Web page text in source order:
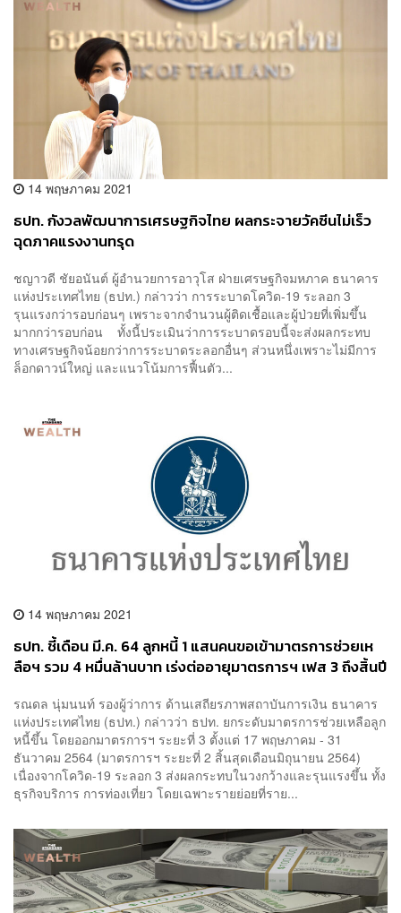
14 พฤษภาคม 2021
ธปท. กังวลพัฒนาการเศรษฐกิจไทย ผลกระจายวัคซีนไม่เร็ว
ฉุดภาคแรงงานทรุด
ชญาวดี ชัยอนันต์ ผู้อำนวยการอาวุโส ฝ่ายเศรษฐกิจมหภาค ธนาคาร
แห่งประเทศไทย (ธปท.) กล่าวว่า การระบาดโควิด-19 ระลอก 3
รุนแรงกว่ารอบก่อนๆ เพราะจากจำนวนผู้ติดเชื้อและผู้ป่วยที่เพิ่มขึ้น
มากกว่ารอบก่อน ทั้งนี้ประเมินว่าการระบาดรอบนี้จะส่งผลกระทบ
ทางเศรษฐกิจน้อยกว่าการระบาดระลอกอื่นๆ ส่วนหนึ่งเพราะไม่มีการ
ล็อกดาวน์ใหญ่ และแนวโน้มการฟื้นตัว...
14 พฤษภาคม 2021
ธปท. ชี้เดือน มี.ค. 64 ลูกหนี้ 1 แสนคนขอเข้ามาตรการช่วยเห
ลือฯ รวม 4 หมื่นล้านบาท เร่งต่ออายุมาตรการฯ เฟส 3 ถึงสิ้นปี
รณดล นุ่มนนท์ รองผู้ว่าการ ด้านเสถียรภาพสถาบันการเงิน ธนาคาร
แห่งประเทศไทย (ธปท.) กล่าวว่า ธปท. ยกระดับมาตรการช่วยเหลือลูก
หนี้ขึ้น โดยออกมาตรการฯ ระยะที่ 3 ตั้งแต่ 17 พฤษภาคม - 31
ธันวาคม 2564 (มาตรการฯ ระยะที่ 2 สิ้นสุดเดือนมิถุนายน 2564)
เนื่องจากโควิด-19 ระลอก 3 ส่งผลกระทบในวงกว้างและรุนแรงขึ้น ทั้ง
ธุรกิจบริการ การท่องเที่ยว โดยเฉพาะรายย่อยที่ราย...